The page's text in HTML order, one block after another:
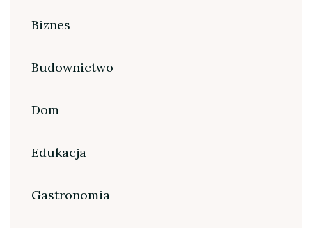
Biznes
Budownictwo
Dom
Edukacja
Gastronomia